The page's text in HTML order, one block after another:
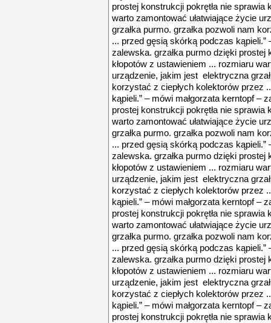
prostej konstrukcji pokrętła nie sprawia
warto zamontować ułatwiające życie
grzałka purmo. grzałka pozwoli nam
... przed gęsią skórką podczas kąpieli.”
zalewska. grzałka purmo dzięki prostej
kłopotów z ustawieniem ... rozmiaru
urządzenie, jakim jest elektryczna
korzystać z ciepłych kolektorów przez
kąpieli.” – mówi małgorzata kerntopf –
prostej konstrukcji pokrętła nie sprawia
warto zamontować ułatwiające życie
grzałka purmo. grzałka pozwoli nam
... przed gęsią skórką podczas kąpieli.”
zalewska. grzałka purmo dzięki prostej
kłopotów z ustawieniem ... rozmiaru
urządzenie, jakim jest elektryczna
korzystać z ciepłych kolektorów przez
kąpieli.” – mówi małgorzata kerntopf –
prostej konstrukcji pokrętła nie sprawia
warto zamontować ułatwiające życie
grzałka purmo. grzałka pozwoli nam
... przed gęsią skórką podczas kąpieli.”
zalewska. grzałka purmo dzięki prostej
kłopotów z ustawieniem ... rozmiaru
urządzenie, jakim jest elektryczna
korzystać z ciepłych kolektorów przez
kąpieli.” – mówi małgorzata kerntopf –
prostej konstrukcji pokrętła nie sprawia